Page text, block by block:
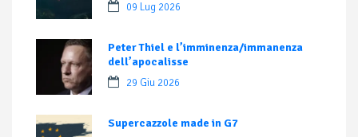
09 Lug 2026
Peter Thiel e l’imminenza/immanenza
dell’apocalisse
29 Giu 2026
Supercazzole made in G7